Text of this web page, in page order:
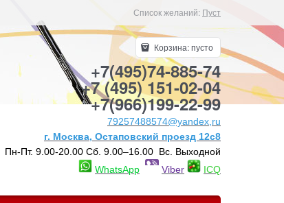
Список желаний: Пуст
Корзина:пусто
+7(495)74-885-74
+7 (495) 151-02-04
+7(966)199-22-99
79257488574@yandex,ru
г. Москва, Остаповский проезд 12с8
Пн-Пт. 9.00-20.00 Сб. 9.00–16.00 Вс. Выходной
WhatsApp
Viber ICQ